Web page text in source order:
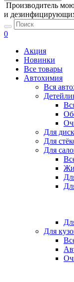
Производитель
и
0
Акция
Новинки
Все товары
Автохимия
Вся
Для
Для
Для
Для